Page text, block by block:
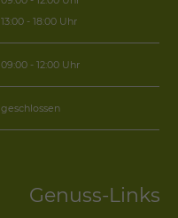
13:00 - 18:00 Uhr
09:00 - 12:00 Uhr
geschlossen
Genuss-Links